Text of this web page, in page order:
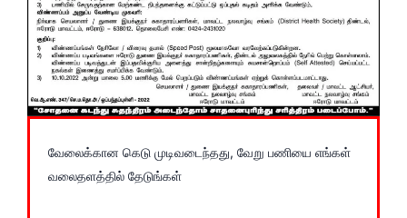
வேலைக்கான கெடு முடிவடைந்தது, வேறு பணியை எங்கள்
வலைதளத்தில் தேடுங்கள்